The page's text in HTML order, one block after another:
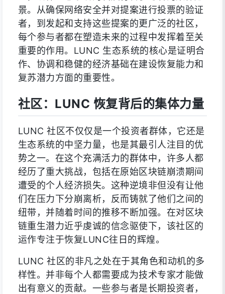
景。从确保网络安全并对提案进行投票的验证
者，到发起和支持这些提案的更广泛的社区，
每个参与者都在塑造未来的过程中发挥着至关
重要的作用。LUNC 生态系统的核心是证明合
作、协调和稳健的经济基础在建设恢复能力和
复苏潜力方面的重要性。
社区：LUNC 恢复背后的集体力量
LUNC 社区不仅仅是一个投资者群体，它还是
生态系统的中坚力量，也是其最引人注目的优
势之一。在这个充满活力的群体中，许多人都
经历了重大挑战，包括在原始区块链崩溃期间
遭受的个人经济损失。这种逆境非但没有让他
们在压力下分崩离析，反而铸就了他们之间的
纽带，并随着时间的推移不断加强。在对区块
链重生潜力近乎虔诚的信念驱使下，该社区的
运作专注于恢复LUNC往日的辉煌。
LUNC 社区的非凡之处在于其角色和动机的多
样性。并非每个人都需要成为技术专家才能做
出有意义的贡献。一些参与者是长期投资者，